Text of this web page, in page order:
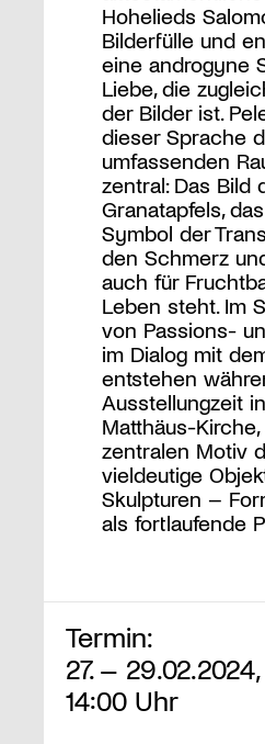
Hohelieds
Bilderfülle und
eine androgyne
Liebe, die
der Bilder ist.
dieser Sprache
umfassenden
zentral: Das Bild
Granatapfels,
Symbol der
den Schmerz
auch für
Leben steht. Im
von Passions-
im Dialog mit
entstehen
Ausstellungzeit
Matthäus-
zentralen Motiv
vieldeutige
Skulpturen –
als fortlaufende
Termin:
27. –
14:00 Uhr